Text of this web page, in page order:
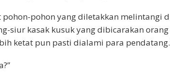
pohon yang diletakkan melintangi
siur kasak kusuk yang dibicarakan orang
ketat pun pasti dialami para